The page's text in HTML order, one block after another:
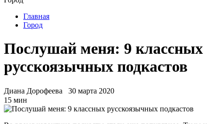
Главная
Город
Послушай меня: 9 классных
русскоязычных подкастов
Диана Дорофеева
30 марта 2020
15 мин